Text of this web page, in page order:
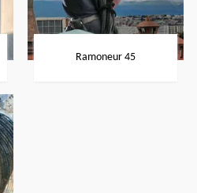
Ramoneur 45